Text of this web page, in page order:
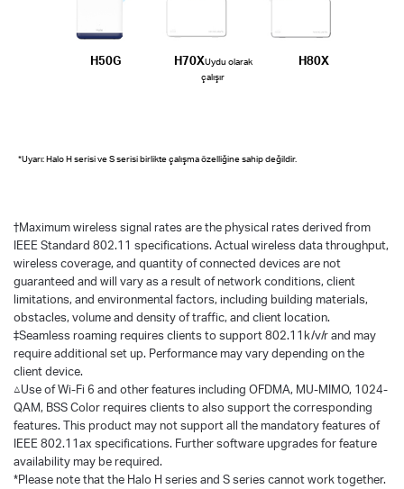
H70XUydu olarak
çalışır
H80X
H50G
*Uyarı: Halo H serisi ve S serisi birlikte çalışma özelliğine sahip değildir.
†Maximum wireless signal rates are the physical rates derived from
IEEE Standard 802.11 specifications. Actual wireless data throughput,
wireless coverage, and quantity of connected devices are not
guaranteed and will vary as a result of network conditions, client
limitations, and environmental factors, including building materials,
obstacles, volume and density of traffic, and client location.
‡Seamless roaming requires clients to support 802.11k/v/r and may
require additional set up. Performance may vary depending on the
client device.
△Use of Wi-Fi 6 and other features including OFDMA, MU-MIMO, 1024-
QAM, BSS Color requires clients to also support the corresponding
features. This product may not support all the mandatory features of
IEEE 802.11ax specifications. Further software upgrades for feature
availability may be required.
*Please note that the Halo H series and S series cannot work together.